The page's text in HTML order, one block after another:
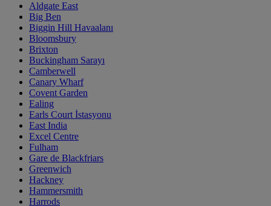
Aldgate East
Big Ben
Biggin Hill Havaalanı
Bloomsbury
Brixton
Buckingham Sarayı
Camberwell
Canary Wharf
Covent Garden
Ealing
Earls Court İstasyonu
East India
Excel Centre
Fulham
Gare de Blackfriars
Greenwich
Hackney
Hammersmith
Harrods